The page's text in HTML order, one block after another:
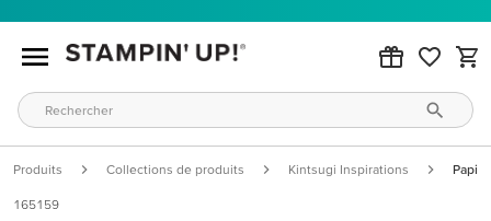
Produits Collections de produits Kintsugi Inspirations
165159